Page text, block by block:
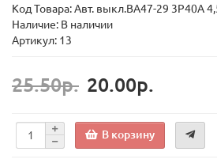
Код Товара:Авт. выкл.ВА47-29 3Р40А
Наличие: В наличии
Артикул: 13
25.50р. 20.00р.
В корзину